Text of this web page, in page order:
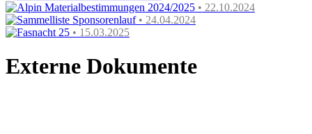
Alpin Materialbestimmungen 2024/2025 • 22.10.2024
Sammelliste Sponsorenlauf • 24.04.2024
Fasnacht 25 • 15.03.2025
Externe Dokumente